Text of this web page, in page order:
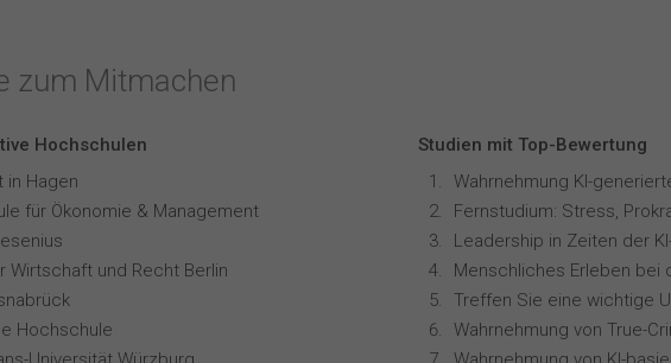
zum Mitmachen
Hochschulen
in Hagen
für Ökonomie & Management
Wirtschaft und Recht Berlin
Hochschule
Studien mit Top-Bewertung
Leadership in Zeiten der
Treffen Sie eine wichtige
Wahrnehmung von True-